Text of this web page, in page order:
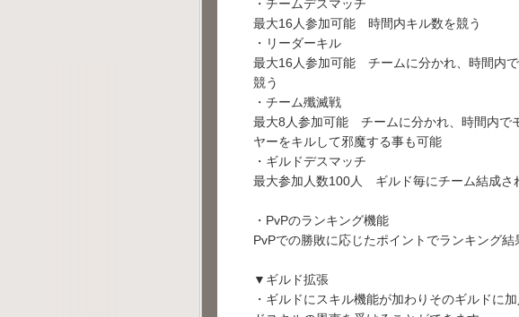
・チームデスマッチ
最大16人参加可能 時間内キル数を競う
・リーダーキル
最大16人参加可能 チームに分かれ、時間内
競う
・チーム殲滅戦
最大8人参加可能 チームに分かれ、時間内で
ヤーをキルして邪魔する事も可能
・ギルドデスマッチ
最大参加人数100人 ギルド毎にチーム結成さ
・PvPのランキング機能
PvPでの勝敗に応じたポイントでランキング結
▼ギルド拡張
・ギルドにスキル機能が加わりそのギルドに